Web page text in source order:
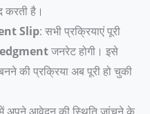
करती है।
Slip: सभी प्रक्रियाएं पूरी
जनरेट होगी। इसे
की प्रक्रिया अब पूरी हो चुकी